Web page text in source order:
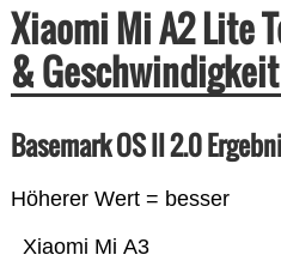
Xiaomi Mi A2 Lite
&
Basemark OS II 2.0
Höherer Wert = besser
Xiaomi Mi A3